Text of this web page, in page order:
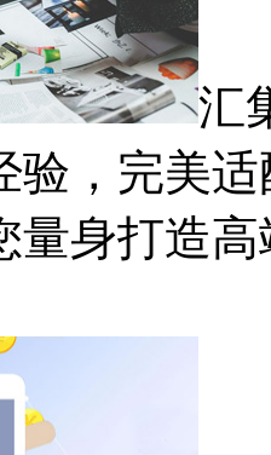
汇
验，完美
量身打造